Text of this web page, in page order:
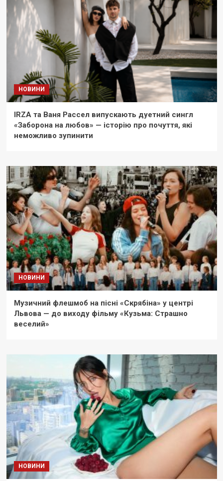
НОВИНИ
IRZA та Ваня Рассел випускають дуетний сингл
«Заборона на любов» — історію про почуття, які
неможливо зупинити
НОВИНИ
Музичний флешмоб на пісні «Скрябіна» у центрі
Львова — до виходу фільму «Кузьма: Страшно
веселий»
НОВИНИ